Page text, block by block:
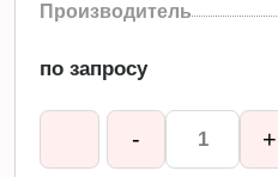
Производитель
по запросу
- +